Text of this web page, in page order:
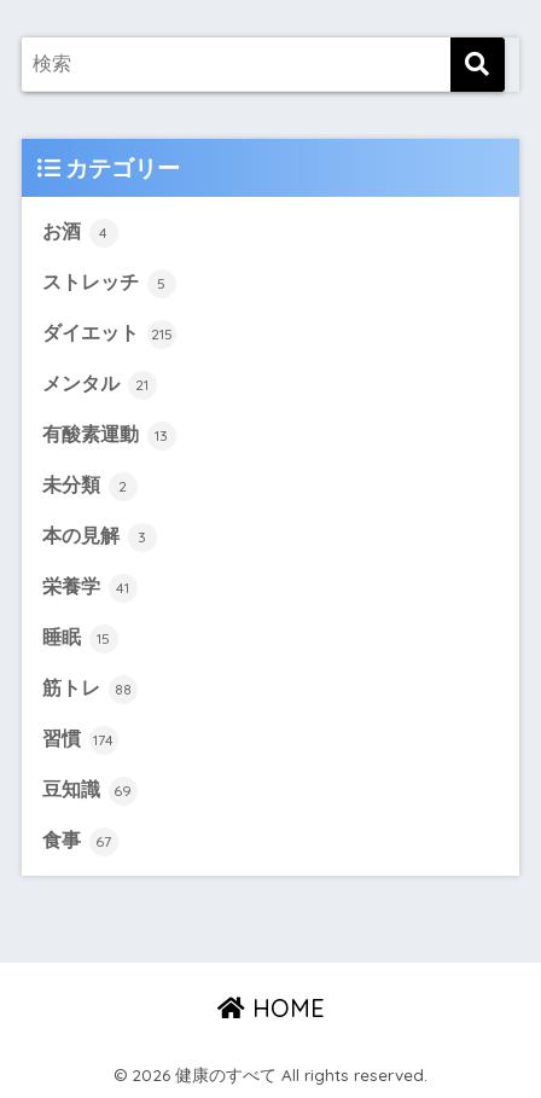
カテゴリー
お酒 4
ストレッチ 5
ダイエット 215
メンタル 21
有酸素運動 13
未分類 2
本の見解 3
栄養学 41
睡眠 15
筋トレ 88
習慣 174
豆知識 69
食事 67
HOME
© 2026 健康のすべて All rights reserved.